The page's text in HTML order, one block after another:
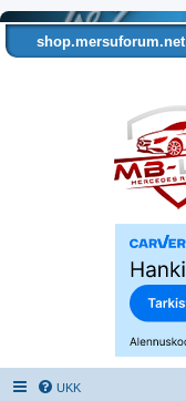
shop.mersuforum.net
UKK